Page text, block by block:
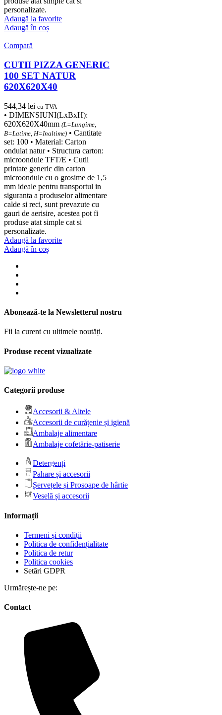
personalizate.
Adaugă la favorite
Adaugă în coș
Compară
CUTII PIZZA GENERIC
100 SET NATUR
620X620X40
544,34 lei cu TVA
• DIMENSIUNI(LxBxH):
620X620X40mm (L=Lungime,
B=Latime, H=Inaltime) • Cantitate
set: 100 • Material: Carton
ondulat natur • Structura carton:
microondule TFT/E • Cutii
printate generic din carton
microondule cu o grosime de 1,5
mm ideale pentru transportul in
siguranta a produselor alimentare
calde si reci, sunt prevazute cu
gauri de aerisire, acestea pot fi
produse atat simple cat si
personalizate.
Adaugă la favorite
Adaugă în coș
Abonează-te la Newsletterul nostru
Fii la curent cu ultimele noutăți.
Produse recent vizualizate
Categorii produse
Accesorii & Altele
Accesorii de curățenie și igienă
Ambalaje alimentare
Ambalaje cofetărie-patiserie
Detergenți
Pahare și accesorii
Șervețele și Prosoape de hârtie
Veselă și accesorii
Informații
Termeni și condiții
Politica de confidențialitate
Politica de retur
Politica cookies
Setări GDPR
Urmărește-ne pe:
Contact